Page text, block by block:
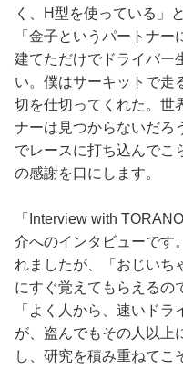
く、H型を使っている」
「金子というパートナ
建てただけでドライバー
い。僕はサーキットで走
切を仕切ってくれた。世
ナーは見つからないだろ
でレースに打ち込んでこ
の感謝を口にします。
「Interview with
介へのインタビューです
れましたが、「おじいち
にすぐ覚えてもらえるの
「よく人から、速いド
が、盗んでもその人以上
し、研究を積み重ねてこ